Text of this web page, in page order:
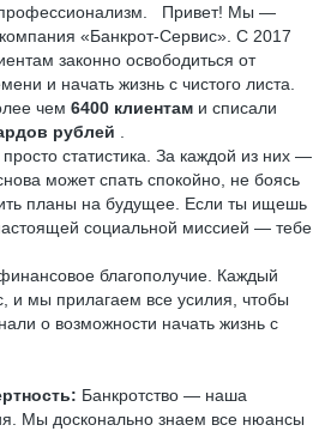
профессионализм. Привет! Мы —
«Банкрот-Сервис». С 2017
законно освободиться от
и начать жизнь с чистого листа.
чем 6400 клиентам и списали
рублей
статистика. За каждой из них —
может спать спокойно, не боясь
планы на будущее. Если ты ищешь
социальной миссией — тебе
благополучие. Каждый
и мы прилагаем все усилия, чтобы
о возможности начать жизнь с
Банкротство — наша
Мы досконально знаем все нюансы